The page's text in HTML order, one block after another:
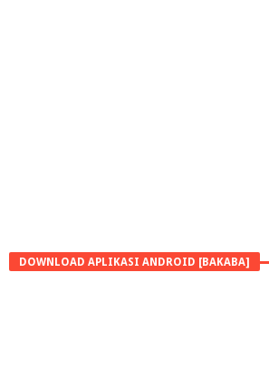
DOWNLOAD APLIKASI ANDROID [BAKABA]